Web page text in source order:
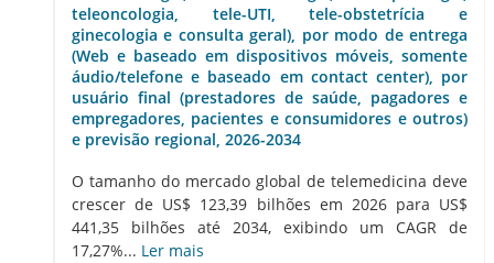
teleoncologia, tele-UTI, tele-obstetrícia e
ginecologia e consulta geral), por modo de entrega
(Web e baseado em dispositivos móveis, somente
áudio/telefone e baseado em contact center), por
usuário final (prestadores de saúde, pagadores e
empregadores, pacientes e consumidores e outros)
e previsão regional, 2026-2034
O tamanho do mercado global de telemedicina deve
crescer de US$ 123,39 bilhões em 2026 para US$
441,35 bilhões até 2034, exibindo um CAGR de
17,27%... Ler mais